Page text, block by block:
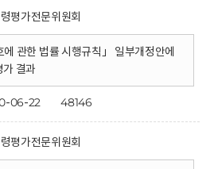
평가전문위원회
에 관한 법률 시행규칙」 일부개정안에
가 결과
06-22 48146
평가전문위원회